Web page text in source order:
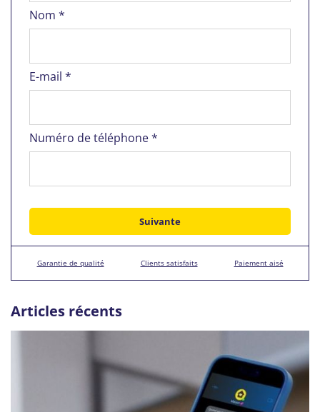
Nom *
E-mail *
Numéro de téléphone *
Garantie de qualité Clients satisfaits Paiement aisé
Articles récents